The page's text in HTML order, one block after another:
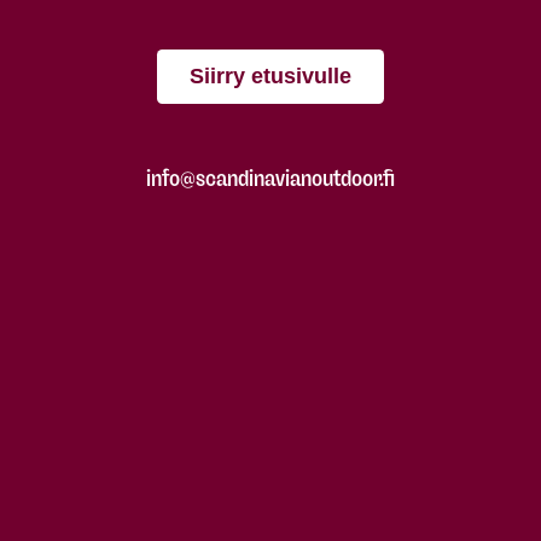
Siirry etusivulle
info@scandinavianoutdoor.fi